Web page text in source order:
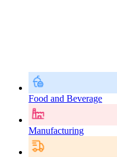
Food and Beverage
Manufacturing